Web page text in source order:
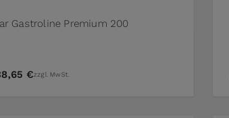
Gastroline Premium 200
€zzgl. MwSt.